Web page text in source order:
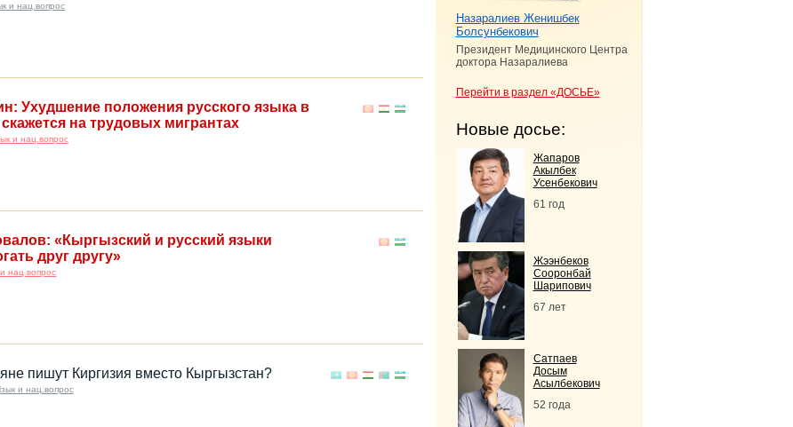
и нац.вопрос
Ухудшение положения русского языка в
на трудовых мигрантах
и нац.вопрос
«Кыргызский и русский языки
друг другу»
нац.вопрос
пишут Киргизия вместо Кыргызстан?
и нац.вопрос
Назаралиев Женишбек
Болсунбекович
Президент Медицинского Центра
доктора Назаралиева
Перейти в раздел «ДОСЬЕ»
Новые досье:
Жапаров
Акылбек
Усенбекович
61 год
Жээнбеков
Сооронбай
Шарипович
67 лет
Сатпаев
Досым
Асылбекович
52 года